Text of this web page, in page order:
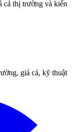
cả thị trường và kiến
giá cả, kỹ thuật